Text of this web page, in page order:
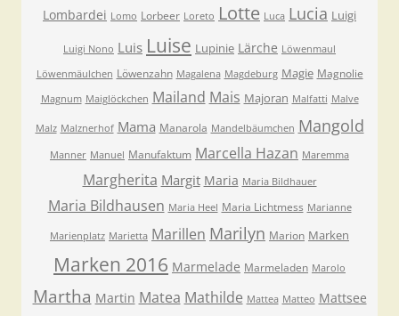
Lombardei Lomo Lorbeer Loreto Lotte Luca Lucia Luigi
Luigi Nono Luis Luise Lupinie Lärche Löwenmaul
Löwenmäulchen Löwenzahn Magalena Magdeburg Magie Magnolie
Magnum Maiglöckchen Mailand Mais Majoran Malfatti Malve
Malz Malznerhof Mama Manarola Mandelbäumchen Mangold
Manner Manuel Manufaktum Marcella Hazan Maremma
Margherita Margit Maria Maria Bildhauer
Maria Bildhausen Maria Heel Maria Lichtmess Marianne
Marienplatz Marietta Marillen Marilyn Marion Marken
Marken 2016 Marmelade Marmeladen Marolo
Martha Martin Matea Mathilde Mattea Matteo Mattsee